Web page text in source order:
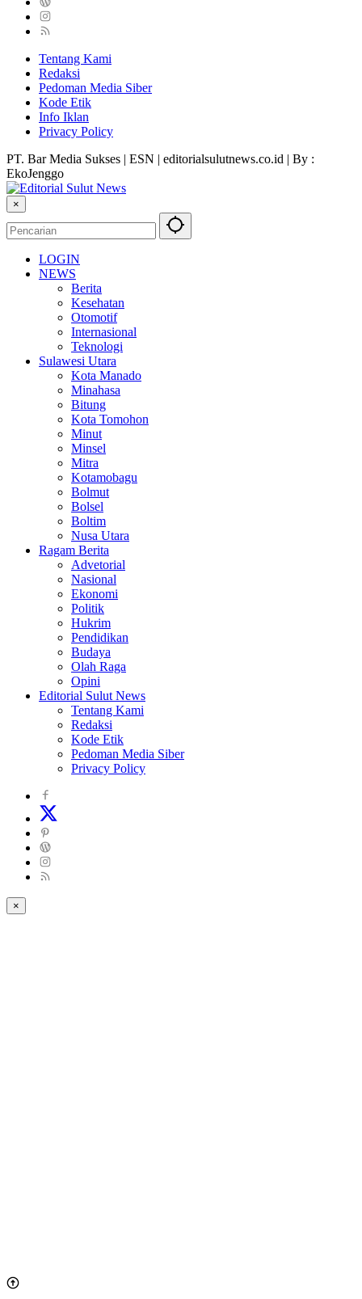
Tentang Kami
Redaksi
Pedoman Media Siber
Kode Etik
Info Iklan
Privacy Policy
PT. Bar Media Sukses | ESN | editorialsulutnews.co.id | By :
EkoJenggo
×
LOGIN
NEWS
Berita
Kesehatan
Otomotif
Internasional
Teknologi
Sulawesi Utara
Kota Manado
Minahasa
Bitung
Kota Tomohon
Minut
Minsel
Mitra
Kotamobagu
Bolmut
Bolsel
Boltim
Nusa Utara
Ragam Berita
Advetorial
Nasional
Ekonomi
Politik
Hukrim
Pendidikan
Budaya
Olah Raga
Opini
Editorial Sulut News
Tentang Kami
Redaksi
Kode Etik
Pedoman Media Siber
Privacy Policy
×